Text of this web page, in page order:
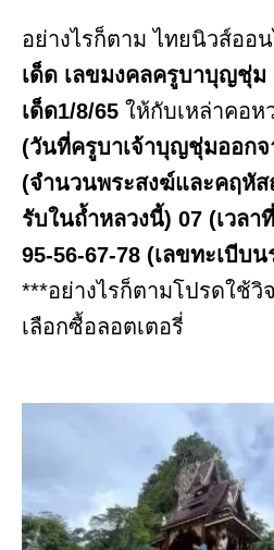
อย่างไรก็ตาม ไทยนิวส์ออ
เด็ด เลขมงคลครูบาบุญชุ่ม
เด็ด1/8/65 ให้กับเหล่าคอห
(วันที่ครูบาเจ้าบุญชุ่มออกจ
(จำนวนพระสงฆ์และคฤหั
รับในถ้ำหลวงนี้) 07 (เวล
95-56-67-78 (เลขทะเบีบ
***อย่างไรก็ตามโปรดใช้
เลือกซื้อลอตเตอรี่